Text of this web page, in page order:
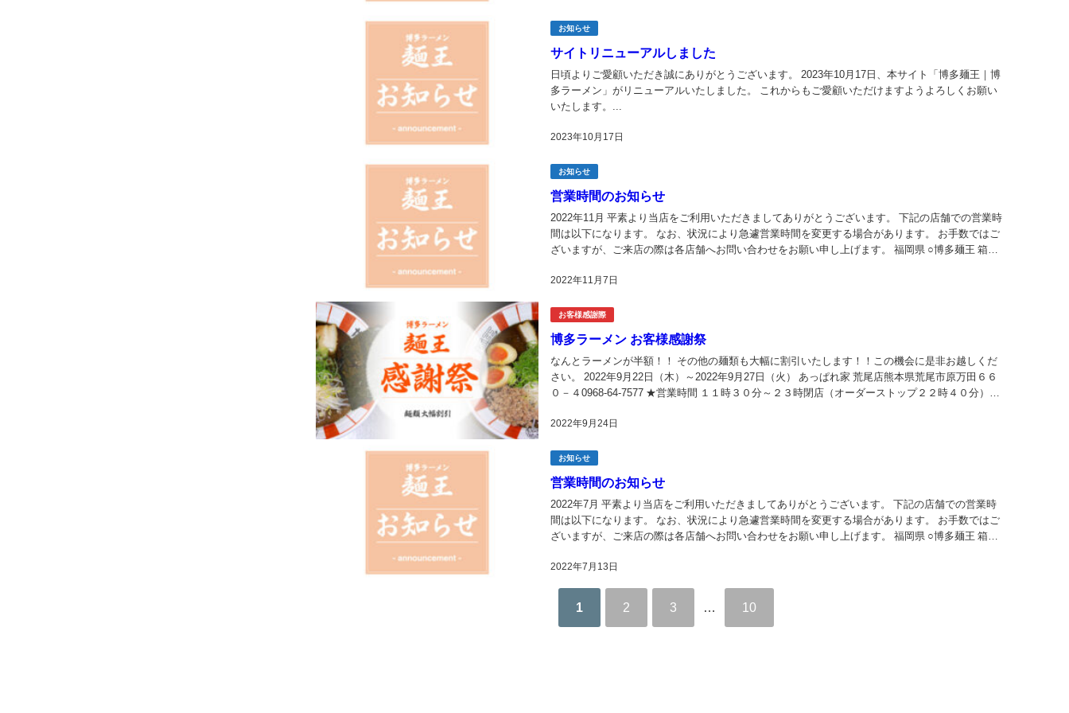
お知らせ
サイトリニューアルしました
2023年10月17日
日頃よりご愛顧いただき誠にありがとうございます。 2023年10月17日、本サイト「博多麺王｜博
多ラーメン」がリニューアルいたしました。 これからもご愛顧いただけますようよろしくお願い
いたします。...
お知らせ
営業時間のお知らせ
2022年11月7日
2022年11月 平素より当店をご利用いただきましてありがとうございます。 下記の店舗での営業時
間は以下になります。 なお、状況により急遽営業時間を変更する場合があります。 お手数ではご
ざいますが、ご来店の際は各店舗へお問い合わせをお願い申し上げます。 福岡県 ○博多麺王 箱崎
お客様感謝際
博多ラーメン お客様感謝祭
2022年9月24日
なんとラーメンが半額！！ その他の麺類も大幅に割引いたします！！この機会に是非お越しくだ
さい。 2022年9月22日（木）～2022年9月27日（火） あっぱれ家 荒尾店熊本県荒尾市原万田６６
０－４0968-64-7577 ★営業時間 １１時３０分～２３時閉店（オーダーストップ２２時４０分）※
お知らせ
営業時間のお知らせ
2022年7月13日
2022年7月 平素より当店をご利用いただきましてありがとうございます。 下記の店舗での営業時
間は以下になります。 なお、状況により急遽営業時間を変更する場合があります。 お手数ではご
ざいますが、ご来店の際は各店舗へお問い合わせをお願い申し上げます。 福岡県 ○博多麺王 箱崎
1 2 3 … 10